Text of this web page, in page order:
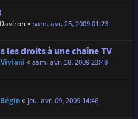
« sam. avr. 25, 2009 01:23
les droits à une chaîne TV
« sam. avr. 18, 2009 23:48
« jeu. avr. 09, 2009 14:46